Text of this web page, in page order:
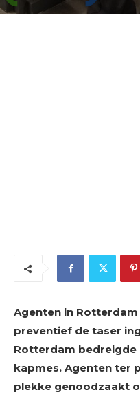
Agenten in
preventief de taser
Rotterdam bedreigde
kapmes. Agenten ter
plekke genoodzaakt